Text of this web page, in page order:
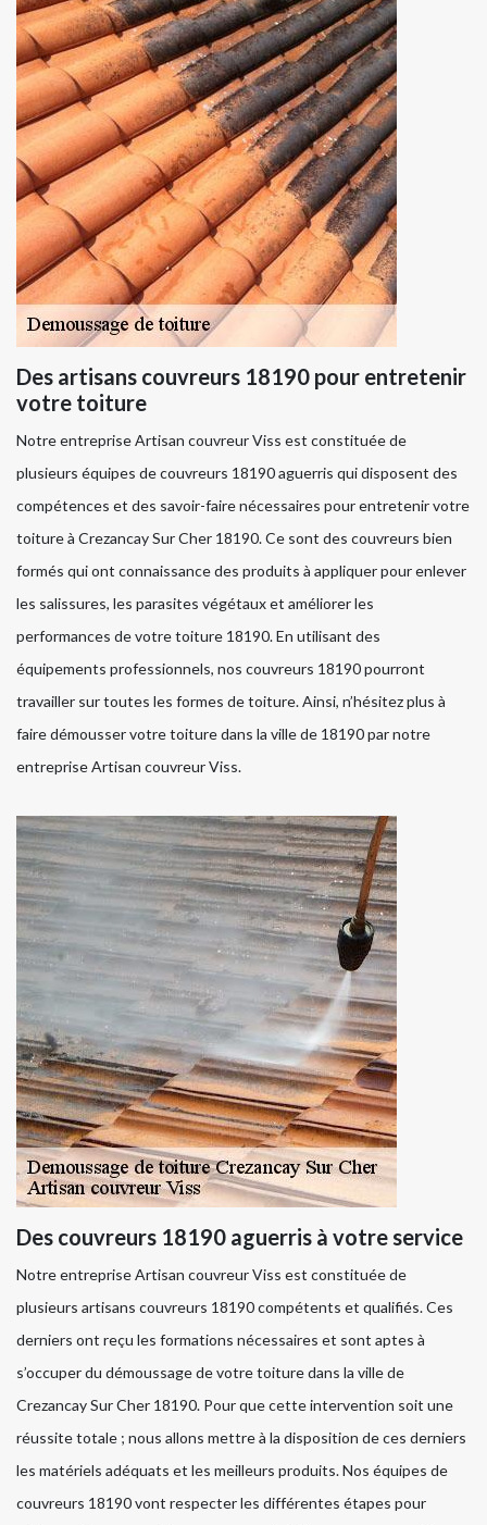
Des artisans couvreurs 18190 pour entretenir
votre toiture
Notre entreprise Artisan couvreur Viss est constituée de
plusieurs équipes de couvreurs 18190 aguerris qui disposent des
compétences et des savoir-faire nécessaires pour entretenir votre
toiture à Crezancay Sur Cher 18190. Ce sont des couvreurs bien
formés qui ont connaissance des produits à appliquer pour enlever
les salissures, les parasites végétaux et améliorer les
performances de votre toiture 18190. En utilisant des
équipements professionnels, nos couvreurs 18190 pourront
travailler sur toutes les formes de toiture. Ainsi, n’hésitez plus à
faire démousser votre toiture dans la ville de 18190 par notre
entreprise Artisan couvreur Viss.
Des couvreurs 18190 aguerris à votre service
Notre entreprise Artisan couvreur Viss est constituée de
plusieurs artisans couvreurs 18190 compétents et qualifiés. Ces
derniers ont reçu les formations nécessaires et sont aptes à
s’occuper du démoussage de votre toiture dans la ville de
Crezancay Sur Cher 18190. Pour que cette intervention soit une
réussite totale ; nous allons mettre à la disposition de ces derniers
les matériels adéquats et les meilleurs produits. Nos équipes de
couvreurs 18190 vont respecter les différentes étapes pour